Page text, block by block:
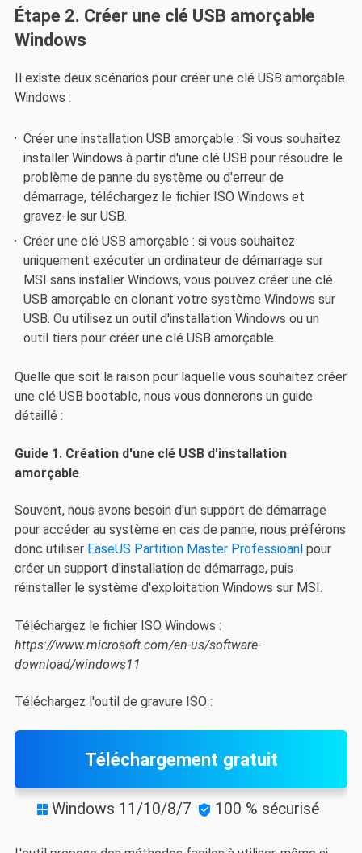
Étape 2. Créer une clé USB amorçable
Windows
Il existe deux scénarios pour créer une clé USB amorçable
Windows :
Créer une installation USB amorçable : Si vous souhaitez
installer Windows à partir d'une clé USB pour résoudre le
problème de panne du système ou d'erreur de
démarrage, téléchargez le fichier ISO Windows et
gravez-le sur USB.
Créer une clé USB amorçable : si vous souhaitez
uniquement exécuter un ordinateur de démarrage sur
MSI sans installer Windows, vous pouvez créer une clé
USB amorçable en clonant votre système Windows sur
USB. Ou utilisez un outil d'installation Windows ou un
outil tiers pour créer une clé USB amorçable.
Quelle que soit la raison pour laquelle vous souhaitez créer
une clé USB bootable, nous vous donnerons un guide
détaillé :
Guide 1. Création d'une clé USB d'installation
amorçable
Souvent, nous avons besoin d'un support de démarrage
pour accéder au système en cas de panne, nous préférons
donc utiliser EaseUS Partition Master Professioanlpour
créer un support d'installation de démarrage, puis
réinstaller le système d'exploitation Windows sur MSI.
Téléchargez le fichier ISO Windows :
https://www.microsoft.com/en-us/software-
download/windows11
Téléchargez l'outil de gravure ISO :
Téléchargement gratuit
 Windows 11/10/8/7  100 % sécurisé